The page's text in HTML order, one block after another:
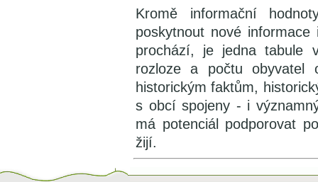
Kromě informační
poskytnout nové
prochází, je jedna tabule
rozloze a počtu obyvatel
historickým faktům,
s obcí spojeny - i
má potenciál podporovat
žijí.